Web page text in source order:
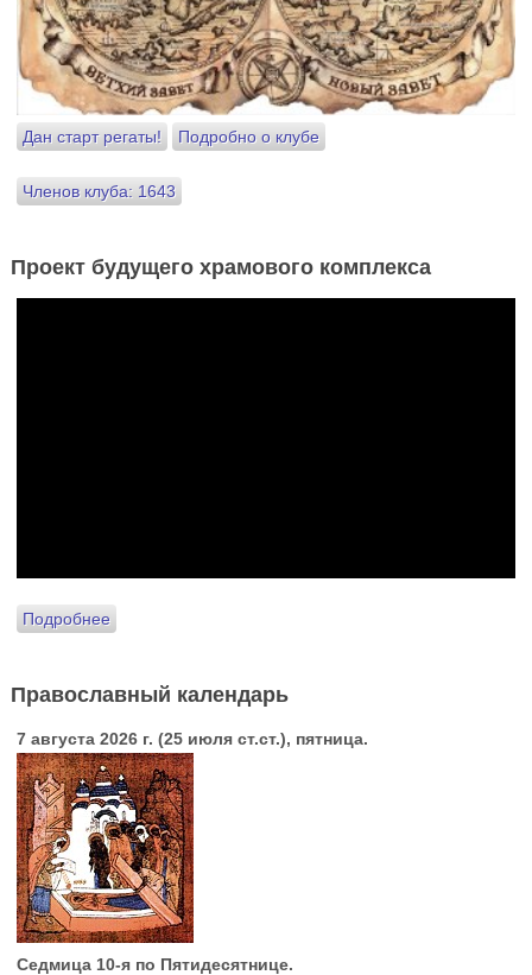
Дан старт регаты! Подробно о клубе
Членов клуба: 1643
Проект будущего храмового комплекса
Подробнее
Православный календарь
7 августа 2026 г. (25 июля ст.ст.), пятница.
Седмица 10-я по Пятидесятнице.